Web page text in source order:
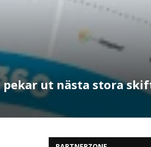
ut nästa stora